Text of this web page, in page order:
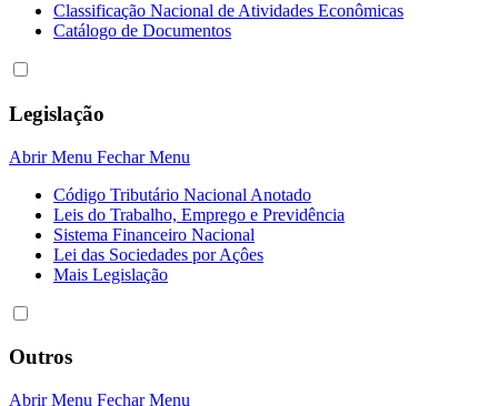
Classificação Nacional de Atividades Econômicas
Catálogo de Documentos
Legislação
Abrir Menu Fechar Menu
Código Tributário Nacional Anotado
Leis do Trabalho, Emprego e Previdência
Sistema Financeiro Nacional
Lei das Sociedades por Açôes
Mais Legislação
Outros
Abrir Menu Fechar Menu